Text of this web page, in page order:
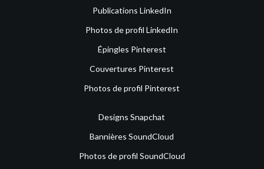
Publications LinkedIn
Photos de profil LinkedIn
Épingles Pinterest
Couvertures Pinterest
Photos de profil Pinterest
Designs Snapchat
Bannières SoundCloud
Photos de profil SoundCloud